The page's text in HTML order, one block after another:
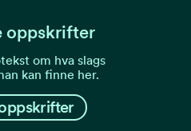
oppskrifter
om hva slags
kan finne her.